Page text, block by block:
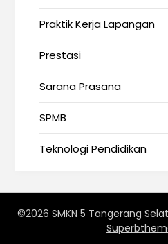
Praktik Kerja Lapangan
Prestasi
Sarana Prasana
SPMB
Teknologi Pendidikan
©2026 SMKN 5 Tangerang